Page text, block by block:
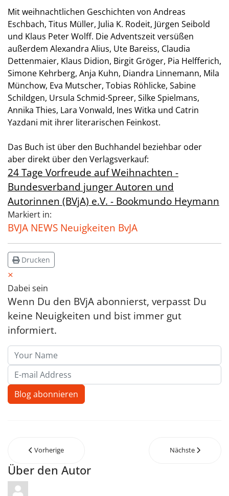
Mit weihnachtlichen Geschichten von Andreas
Eschbach, Titus Müller, Julia K. Rodeit, Jürgen Seibold
und Klaus Peter Wolff. Die Adventszeit versüßen
außerdem Alexandra Alius, Ute Bareiss, Claudia
Dettenmaier, Klaus Didion, Birgit Gröger, Pia Helfferich,
Simone Kehrberg, Anja Kuhn, Diandra Linnemann, Mila
Münchow, Eva Mutscher, Tobias Röhlicke, Sabine
Schildgen, Ursula Schmid-Spreer, Silke Spielmans,
Annika Thies, Lara Vonwald, Ines Witka und Catrin
Yazdani mit ihrer literarischen Feinkost.
Das Buch ist über den Buchhandel beziehbar oder
aber direkt über den Verlagsverkauf:
24 Tage Vorfreude auf Weihnachten -
Bundesverband junger Autoren und
Autorinnen (BVjA) e.V. - Bookmundo Heymann
Markiert in:
BVJA NEWS Neuigkeiten BvJA
Drucken
×
Dabei sein
Wenn Du den BVjA abonnierst, verpasst Du
keine Neuigkeiten und bist immer gut
informiert.
Your Name
E-mail Address
Blog abonnieren
Vorherige Nächste
Über den Autor